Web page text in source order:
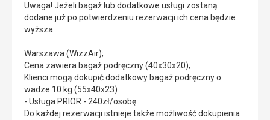
Uwaga! Jeżeli bagaż lub dodatkowe usługi zostaną
dodane już po potwierdzeniu rezerwacji ich cena będzie
wyższa
Warszawa (WizzAir);
Cena zawiera bagaż podręczny (40x30x20);
Klienci mogą dokupić dodatkowy bagaż podręczny o
wadze 10 kg (55x40x23)
- Usługa PRIOR - 240zł/osobę
Do każdej rezerwacji istnieje także możliwość dokupienia